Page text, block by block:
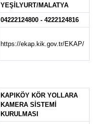
YEŞİLYURT/MALATYA
04222124800 - 4222124816
https://ekap.kik.gov.tr/EKAP/
KAPIKÖY KÖR YOLLARA
KAMERA SİSTEMİ
KURULMASI